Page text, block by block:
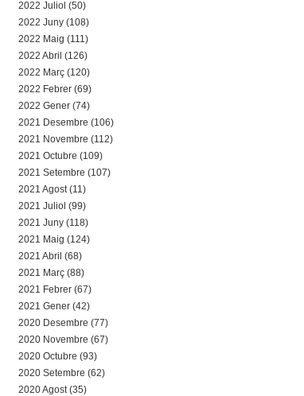
2022 Juliol (50)
2022 Juny (108)
2022 Maig (111)
2022 Abril (126)
2022 Març (120)
2022 Febrer (69)
2022 Gener (74)
2021 Desembre (106)
2021 Novembre (112)
2021 Octubre (109)
2021 Setembre (107)
2021 Agost (11)
2021 Juliol (99)
2021 Juny (118)
2021 Maig (124)
2021 Abril (68)
2021 Març (88)
2021 Febrer (67)
2021 Gener (42)
2020 Desembre (77)
2020 Novembre (67)
2020 Octubre (93)
2020 Setembre (62)
2020 Agost (35)